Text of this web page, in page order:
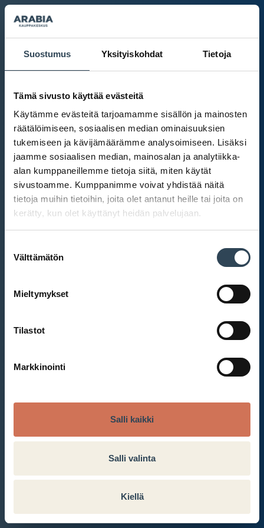
Suostumus Yksityiskohdat Tietoja
Tämä sivusto käyttää evästeitä
Käytämme evästeitä tarjoamamme sisällön ja mainosten
räätälöimiseen, sosiaalisen median ominaisuuksien
tukemiseen ja kävijämäärämme analysoimiseen. Lisäksi
jaamme sosiaalisen median, mainosalan ja analytiikka-
alan kumppaneillemme tietoja siitä, miten käytät
sivustoamme. Kumppanimme voivat yhdistää näitä
tietoja muihin tietoihin, joita olet antanut heille tai joita on
kerätty, kun olet käyttänyt heidän palvelujaan.
valinta
Välttämätön
Mieltymykset
Tilastot
Markkinointi
Salli kaikki
Salli valinta
Kiellä
Kauppakeskus Arabia
Et ole kirjautunut sisään. Kirjaudu sisään